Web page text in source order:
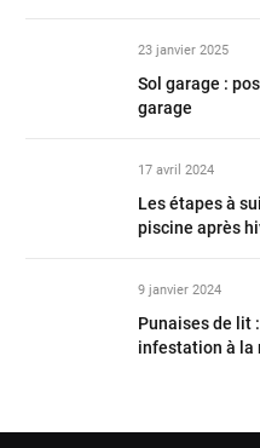
23 janvier 2025
Sol garage :
garage
17 avril 2024
Les étapes à
piscine après
9 janvier 2024
Punaises de lit
infestation à la